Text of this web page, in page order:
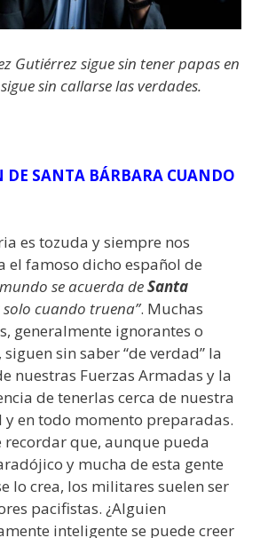
Gutiérrez sigue sin tener papas en
sin callarse las verdades.
DE SANTA BÁRBARA CUANDO
es tozuda y siempre nos
el famoso dicho español de
se acuerda deSanta
solo cuando truena”. Muchas
generalmente ignorantes o
sin saber “de verdad” la
nuestras Fuerzas Armadas y la
de tenerlas cerca de nuestra
y en todo momento preparadas.
recordar que, aunque pueda
y mucha de esta gente
lo crea, los militares suelen ser
pacifistas. ¿Alguien
inteligente se puede creer